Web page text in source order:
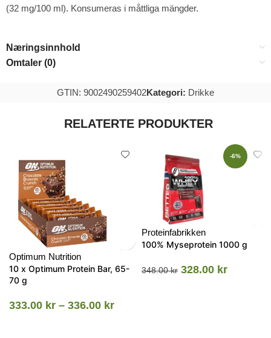
(32 mg/100 ml). Konsumeras i måttliga mängder.
Næringsinnhold
Omtaler (0)
GTIN: 9002490259402Kategori: Drikke
RELATERTE PRODUKTER
Optimum Nutrition
10 x Optimum Protein Bar, 65-
70 g
333.00 kr – 336.00 kr
-6%
Proteinfabrikken
100% Myseprotein 1000 g
348.00kr 328.00 kr